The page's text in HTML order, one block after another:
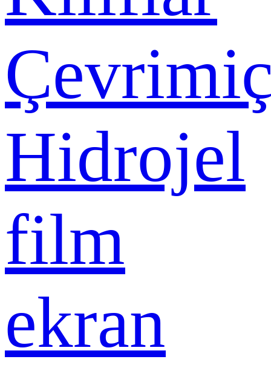
Hidrojel
film
ekran